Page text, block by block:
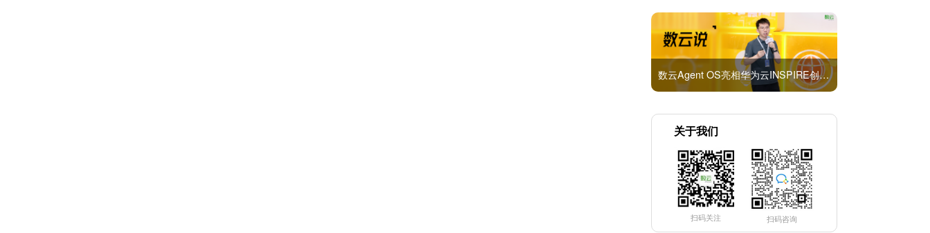
数云Agent OS亮相华为云INSPIRE创想者大会：以AI重构消费者运营与零售营销新范式
关于我们
扫码关注 扫码咨询